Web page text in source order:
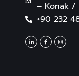
– Konak /
+90 232